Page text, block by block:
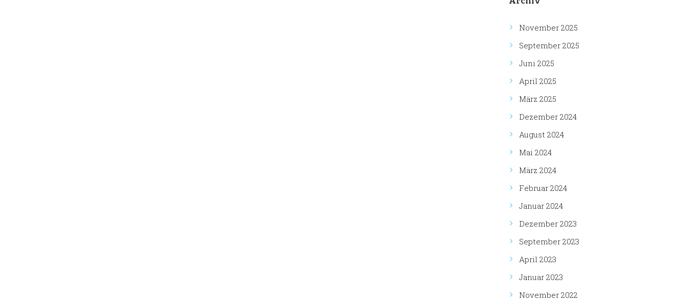
November 2025
September 2025
Juni 2025
April 2025
März 2025
Dezember 2024
August 2024
Mai 2024
März 2024
Februar 2024
Januar 2024
Dezember 2023
September 2023
April 2023
Januar 2023
November 2022